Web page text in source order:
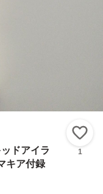
ドアイラ
キア付録
1